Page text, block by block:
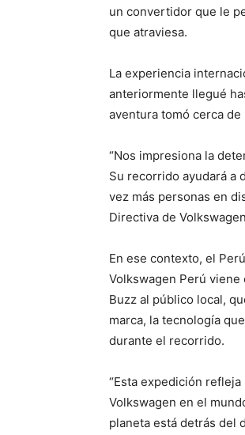
un convertidor que le
que atraviesa.
La experiencia
anteriormente llegué
aventura tomó cerca de
“Nos impresiona la
Su recorrido ayudará a
vez más personas en
Directiva de
En ese contexto, el
Volkswagen Perú viene
Buzz al público local,
marca, la tecnología
durante el recorrido.
“Esta expedición
Volkswagen en el
planeta está detrás del